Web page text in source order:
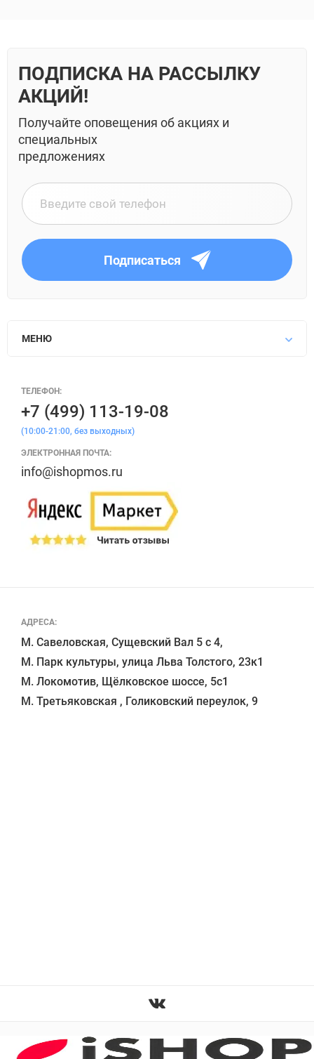
ПОДПИСКА НА РАССЫЛКУ
АКЦИЙ!
Получайте оповещения об акциях и
специальных
предложениях
Подписаться
МЕНЮ
АДРЕСА:
М. Савеловская, Сущевский Вал 5 с 4,
М. Парк культуры, улица Льва Толстого, 23к1
М. Локомотив, Щёлковское шоссе, 5с1
ТЕЛЕФОН:
+7 (499) 113-19-08
(10:00-21:00, без выходных)
ЭЛЕКТРОННАЯ ПОЧТА:
info@ishopmos.ru